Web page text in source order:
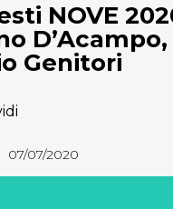
NOVE
Genitori
07/07/2020